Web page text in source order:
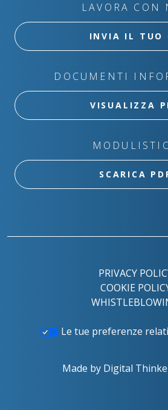
LAVORA CON
INVIA IL TUO
DOCUMENTI
VISUALIZZA
SCARICA
PRIVACY
COOKIE
Le tue preferenze
Made by Digital